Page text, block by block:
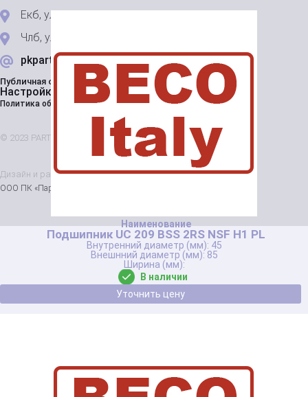
Подшипник UC 209 BSS 2RS NSF H1 PL
45
85
В наличии
Уточнить цену
Екб, ул. Зоологическая 9В
Члб, ул. Строительная 11
pkpartnershop@gmail.com
Публичная оферта
Настройки cookie
Политика обработки персональных данных
© 2023 PARTNER. Все права защищены
Дизайн и разработкаNice’N’Easy
ООО ПК «Партнер», ИНН 7802863702, ОГРН 1147847215922